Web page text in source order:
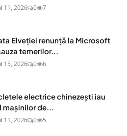
11, 2026 0 7
Elveției renunță la Microsoft
temerilor...
15, 2026 0 6
electrice chinezești iau
mașinilor de...
11, 2026 0 5